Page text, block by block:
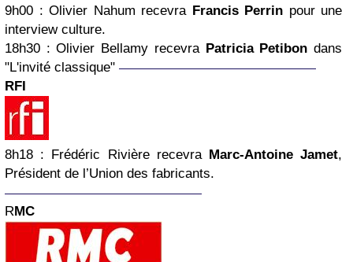
9h00 : Olivier Nahum recevra Francis Perrin pour une
interview culture.
18h30 : Olivier Bellamy recevra Patricia Petibon dans
"L'invité classique"
RFI
8h18 : Frédéric Rivière recevra Marc-Antoine Jamet,
Président de l’Union des fabricants.
RMC